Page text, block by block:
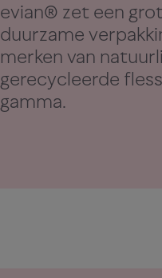
evian® zet een
duurzame
merken van
gerecycleerde
gamma.